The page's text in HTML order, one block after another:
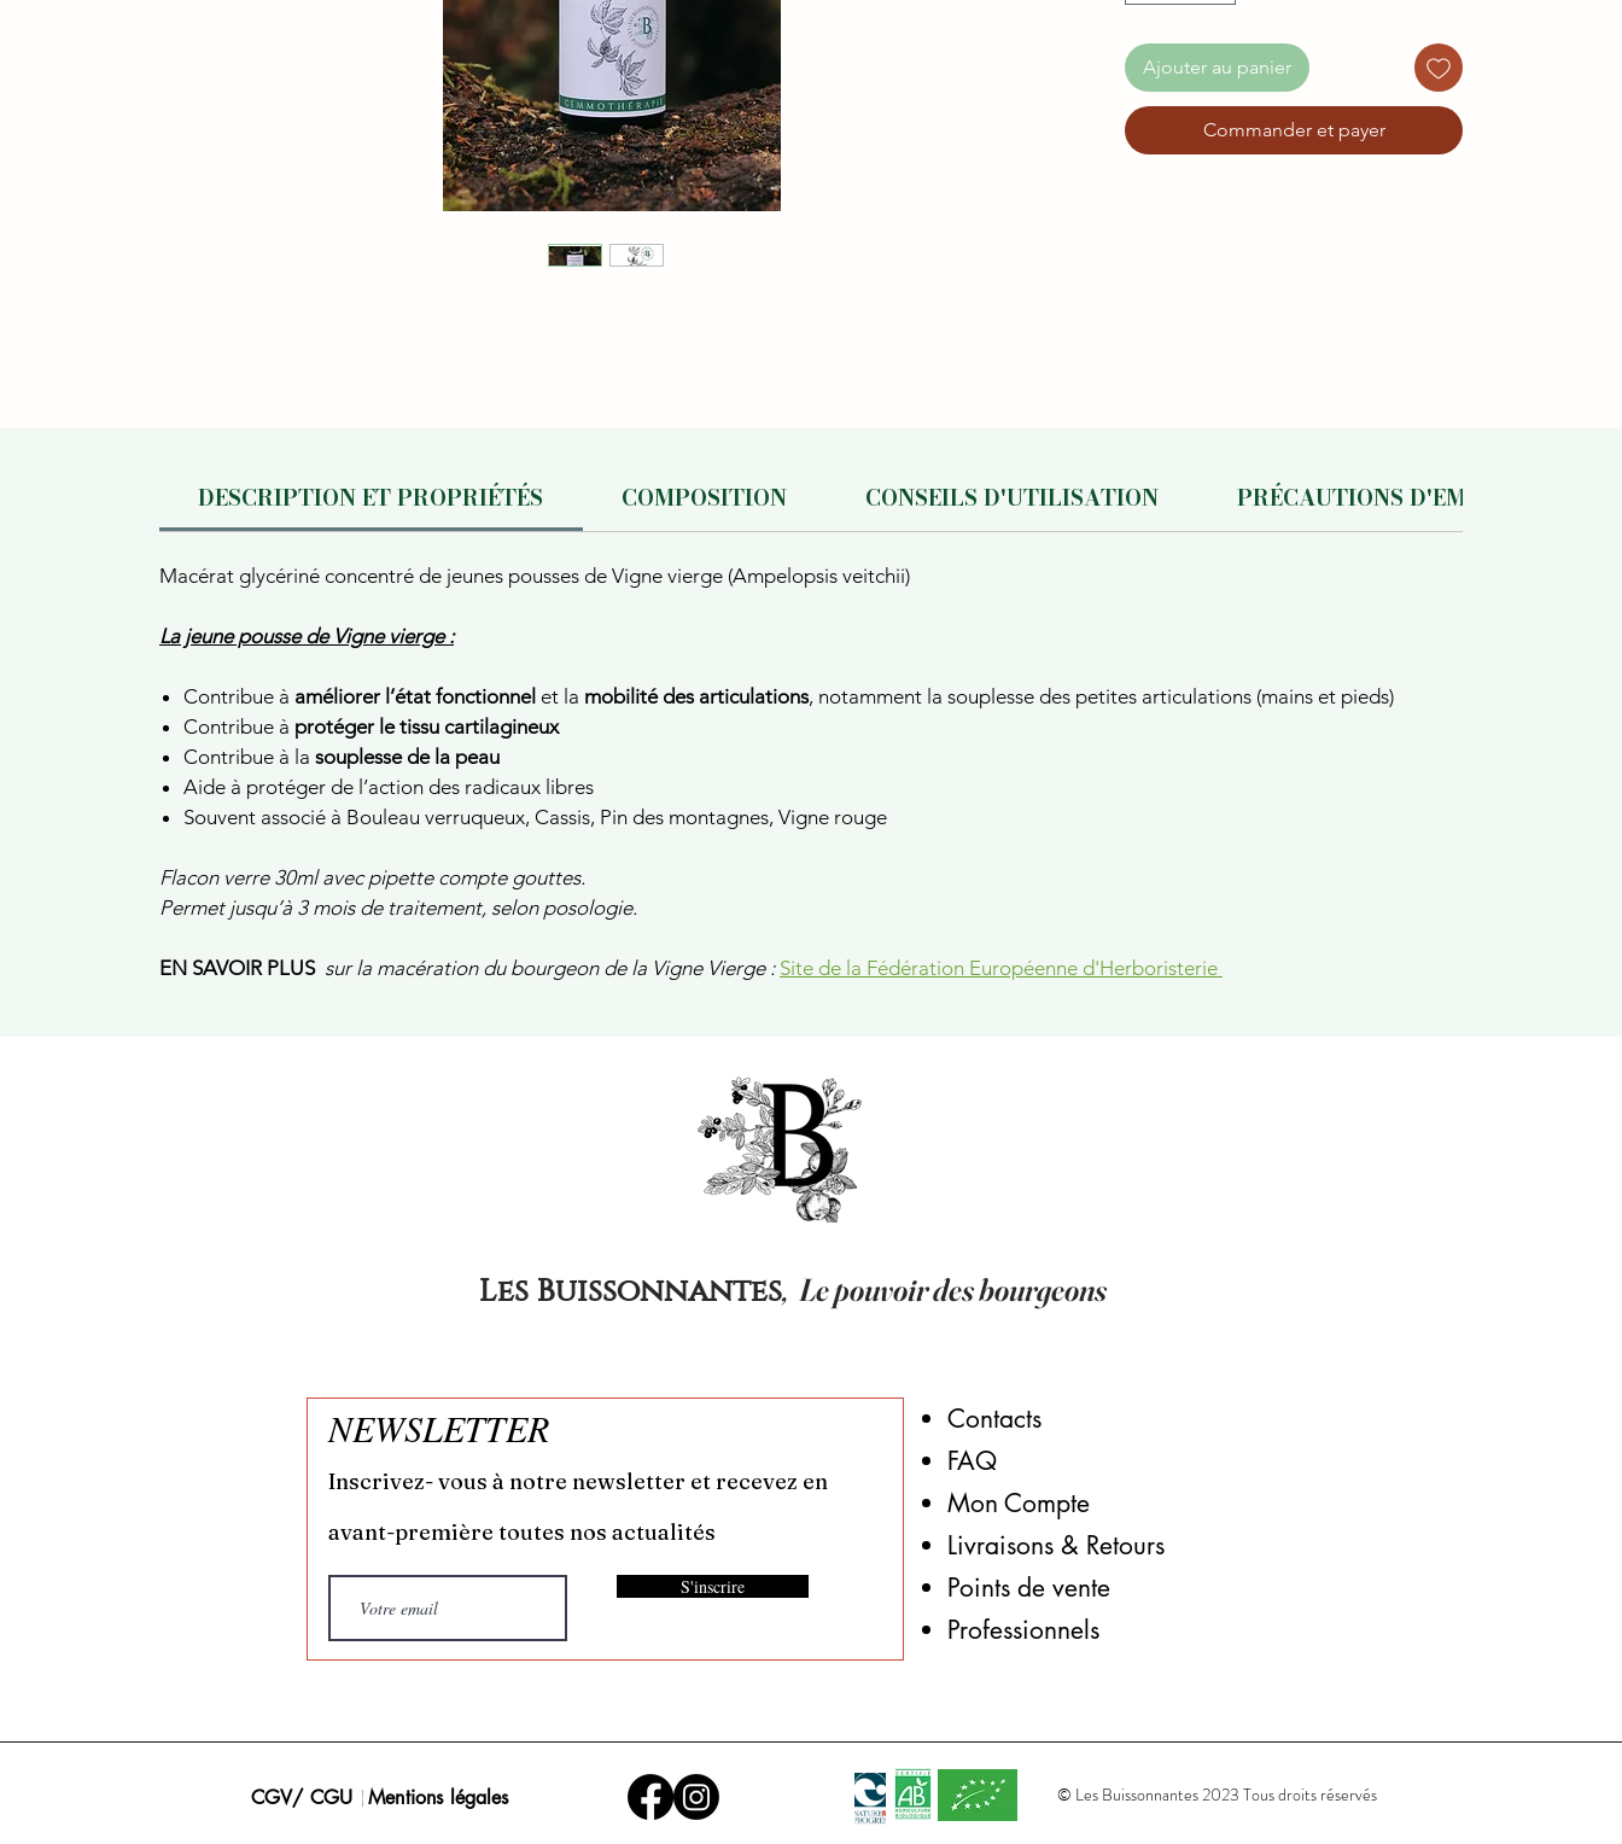
Ajouter au panier
Commander et payer
DESCRIPTION ET PROPRIÉTÉS COMPOSITION CONSEILS D'UTILISATION PRÉCAUTIONS D'EMPLOI
Macérat glycériné concentré de jeunes pousses de Vigne vierge (Ampelopsis veitchii)
La jeune pousse de Vigne vierge :
Contribue à améliorer l’état fonctionnel et la mobilité des articulations, notamment la souplesse des petites articulations (mains et pieds)
Contribue à protéger le tissu cartilagineux
Contribue à la souplesse de la peau
Aide à protéger de l’action des radicaux libres
Souvent associé à Bouleau verruqueux, Cassis, Pin des montagnes, Vigne rouge
Flacon verre 30ml avec pipette compte gouttes.
Permet jusqu’à 3 mois de traitement, selon posologie.
EN SAVOIR PLUS sur la macération du bourgeon de la Vigne Vierge : Site de la Fédération Européenne d'Herboristerie
Les Buissonnantes, Le pouvoir des bourgeons
NEWSLETTER
Inscrivez- vous à notre newsletter et recevez en
avant-première toutes nos actualités
S'inscrire
Contacts
FAQ
Mon Compte
Livraisons & Retours
​Points de vente​
Professionnels
CGV/ CGU |Mentions légales © Les Buissonnantes 2023 Tous droits réservés